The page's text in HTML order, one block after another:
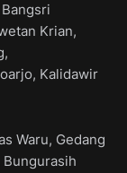
Krian,
Kalidawir
Waru, Gedang